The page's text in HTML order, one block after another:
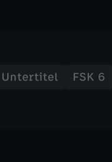
Untertitel
FSK 6